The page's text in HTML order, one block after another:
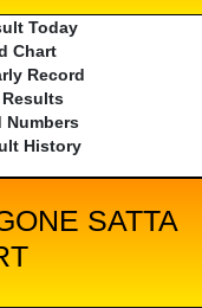
Today
Chart
Record
Numbers
History
SATTA